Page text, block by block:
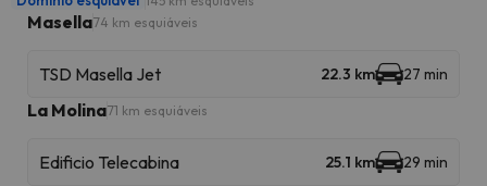
Masella74 km esquiáveis
TSD Masella Jet 22.3 km 27 min
La Molina71 km esquiáveis
Edificio Telecabina 25.1 km 29 min